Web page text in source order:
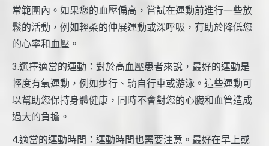
常範圍內。如果您的血壓偏高，嘗試在運動前進行一些放
鬆的活動，例如輕柔的伸展運動或深呼吸，有助於降低您
的心率和血壓。
3.選擇適當的運動：對於高血壓患者來說，最好的運動是
輕度有氧運動，例如步行、騎自行車或游泳。這些運動可
以幫助您保持身體健康，同時不會對您的心臟和血管造成
過大的負擔。
4.適當的運動時間：運動時間也需要注意。最好在早上或